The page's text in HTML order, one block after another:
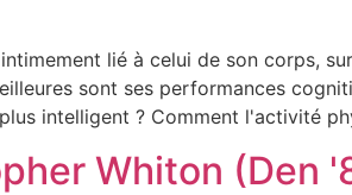
lié à celui de son corps,
sont ses performances
intelligent ? Comment l'activité
Whiton (Den